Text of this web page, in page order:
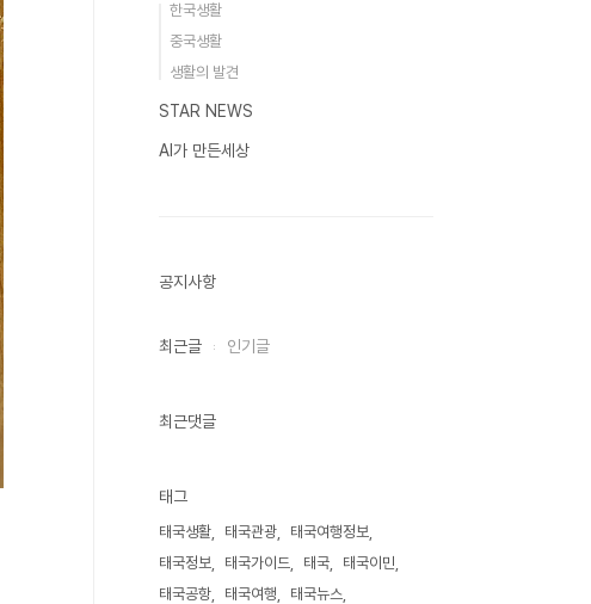
한국생활
중국생활
생활의 발견
STAR NEWS
AI가 만든세상
공지사항
최근글 인기글
최근댓글
태그
태국생활 태국관광
태국여행정보
태국정보
태국가이드 태국
태국이민
태국공항
태국여행
태국뉴스